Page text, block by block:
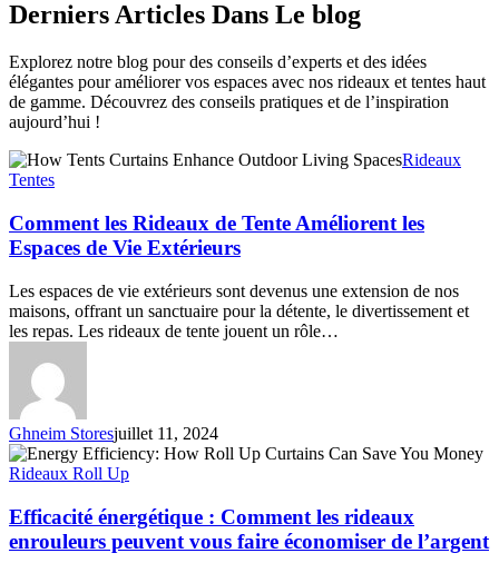
Derniers Articles Dans Le blog
Explorez notre blog pour des conseils d’experts et des idées
élégantes pour améliorer vos espaces avec nos rideaux et tentes haut
de gamme. Découvrez des conseils pratiques et de l’inspiration
aujourd’hui !
Comment
les
de
Tente
Améliorent
Espaces
de
Vie
Extérieurs
Rideaux
Tentes
Comment les Rideaux de Tente Améliorent les
Espaces de Vie Extérieurs
Les espaces de vie extérieurs sont devenus une extension de nos
maisons, offrant un sanctuaire pour la détente, le divertissement et
les repas. Les rideaux de tente jouent un rôle…
Ghneim Storesjuillet 11, 2024
Efficacité
énergétique
Comment
les
rideaux
Rideaux Roll Up
Efficacité énergétique : Comment les rideaux
enrouleurs peuvent vous faire économiser de l’argent